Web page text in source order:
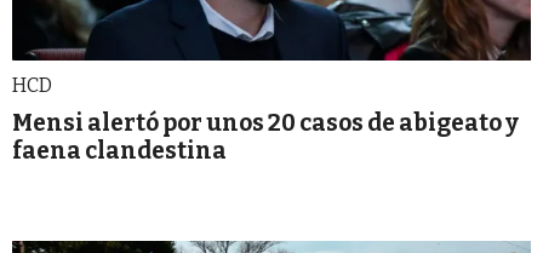
HCD
Mensi alertó por unos 20 casos de abigeato y
faena clandestina